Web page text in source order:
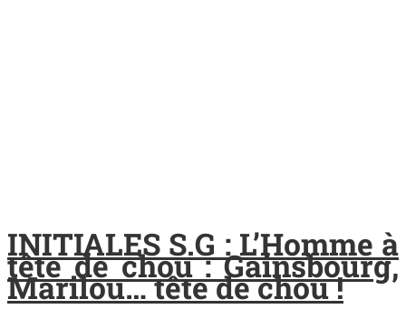
INITIALES S.G : L’Homme à
tête de chou : Gainsbourg,
Marilou… tête de chou !